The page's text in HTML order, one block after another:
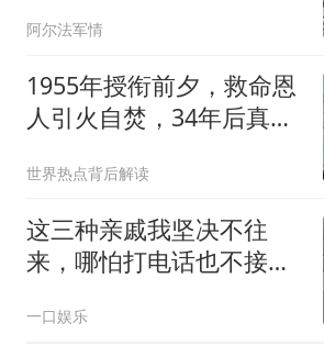
阿尔法军情
1955年授衔前夕，救命恩
人引火自焚，34年后真相
世界热点背后解读
这三种亲戚我坚决不往
来，哪怕打电话也不接，
一口娱乐